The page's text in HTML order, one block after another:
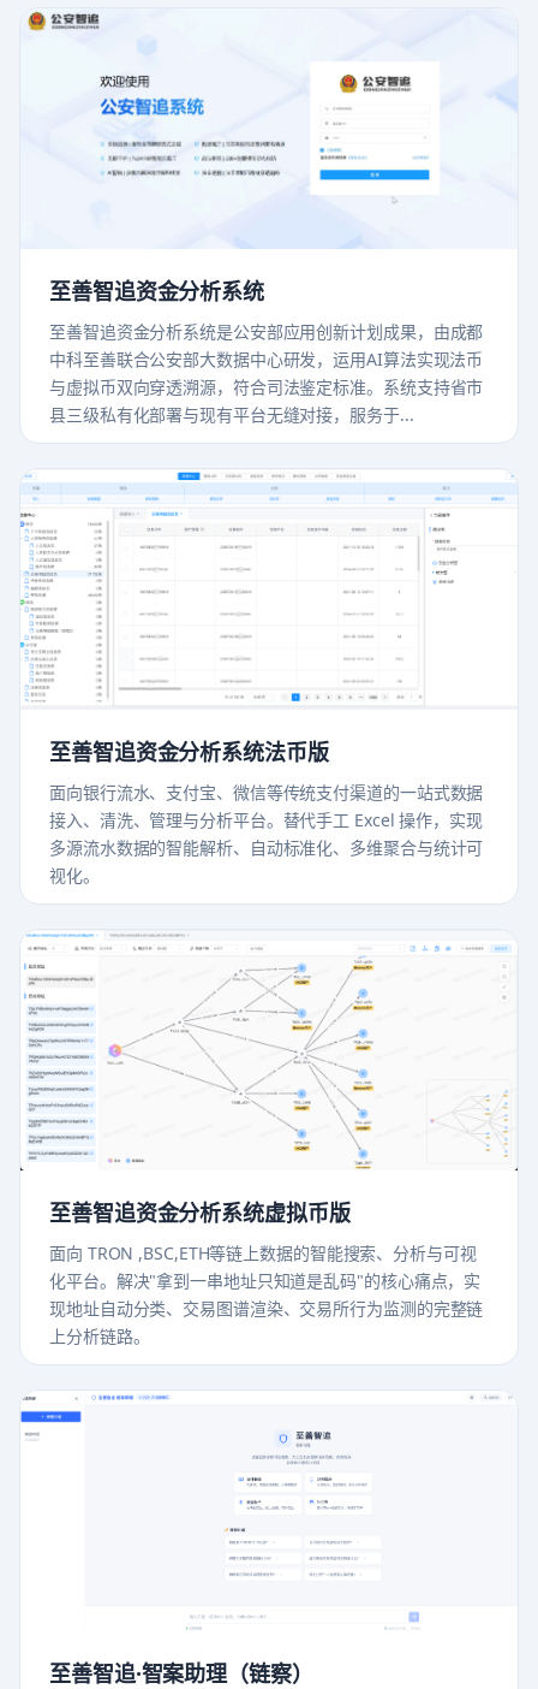
至善智追资金分析系统
至善智追资金分析系统是公安部应用创新计划成果，由成都
中科至善联合公安部大数据中心研发，运用AI算法实现法币
与虚拟币双向穿透溯源，符合司法鉴定标准。系统支持省市
县三级私有化部署与现有平台无缝对接，服务于...
至善智追资金分析系统法币版
面向银行流水、支付宝、微信等传统支付渠道的一站式数据
接入、清洗、管理与分析平台。替代手工 Excel 操作，实现
多源流水数据的智能解析、自动标准化、多维聚合与统计可
视化。
至善智追资金分析系统虚拟币版
面向 TRON ,BSC,ETH等链上数据的智能搜索、分析与可视
化平台。解决"拿到一串地址只知道是乱码"的核心痛点，实
现地址自动分类、交易图谱渲染、交易所行为监测的完整链
上分析链路。
至善智追·智案助理（链察）